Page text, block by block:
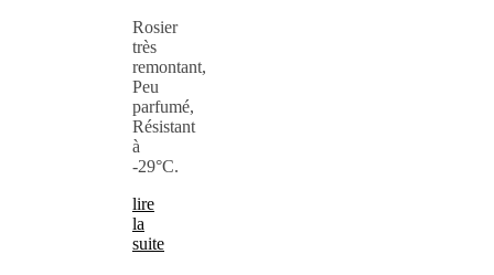
Rosier
très
remontant,
Peu
parfumé,
Résistant
à
-29°C.
lire
la
suite